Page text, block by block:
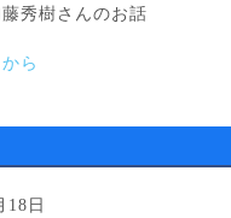
樹さんのお話
ら
18日